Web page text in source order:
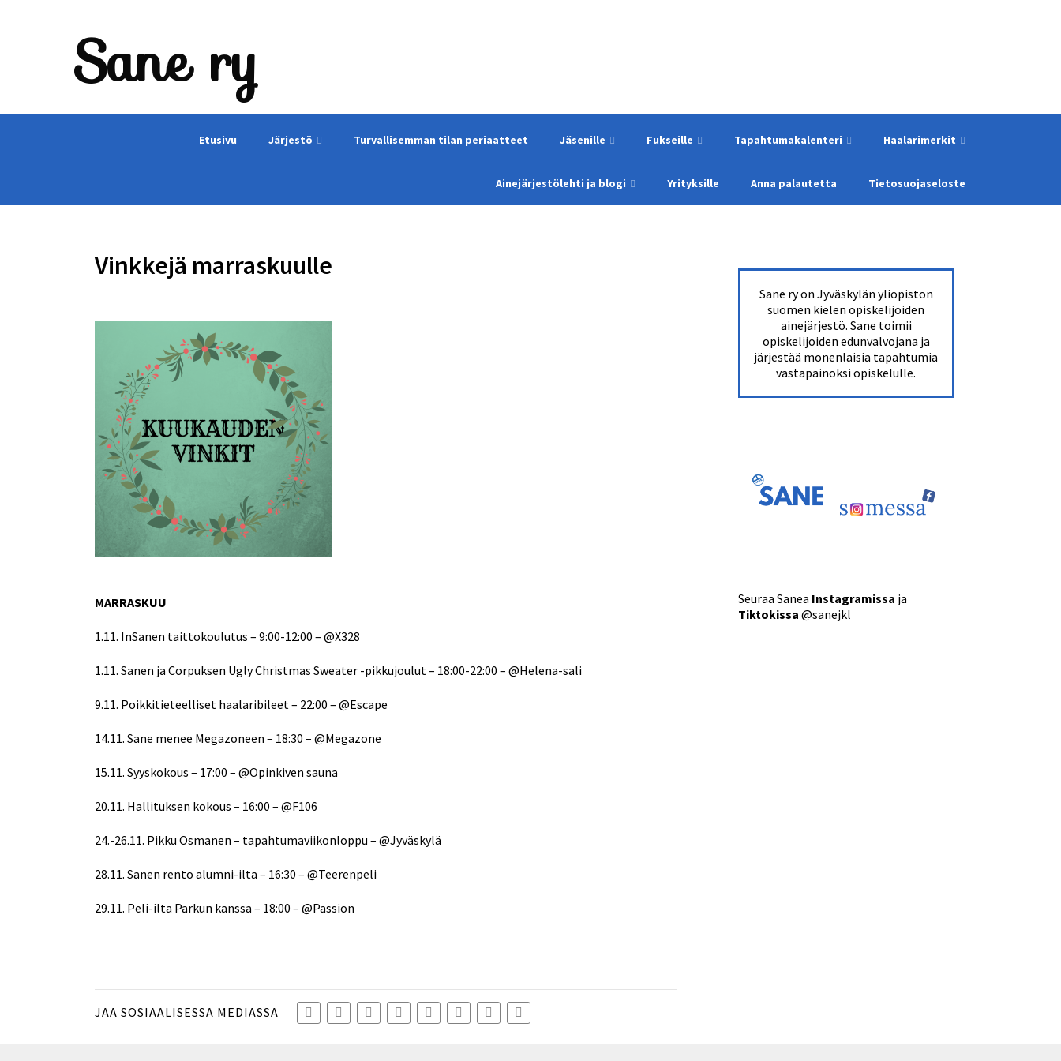
Sane ry
Etusivu Järjestö Turvallisemman tilan periaatteet Jäsenille Fukseille Tapahtumakalenteri Haalarimerkit
Ainejärjestölehti ja blogi Yrityksille Anna palautetta Tietosuojaseloste
Vinkkejä marraskuulle
MARRASKUU
1.11. InSanen taittokoulutus – 9:00-12:00 – @X328
1.11. Sanen ja Corpuksen Ugly Christmas Sweater -pikkujoulut – 18:00-22:00 – @Helena-sali
9.11. Poikkitieteelliset haalaribileet – 22:00 – @Escape
14.11. Sane menee Megazoneen – 18:30 – @Megazone
15.11. Syyskokous – 17:00 – @Opinkiven sauna
20.11. Hallituksen kokous – 16:00 – @F106
24.-26.11. Pikku Osmanen – tapahtumaviikonloppu – @Jyväskylä
28.11. Sanen rento alumni-ilta – 16:30 – @Teerenpeli
29.11. Peli-ilta Parkun kanssa – 18:00 – @Passion
JAA SOSIAALISESSA MEDIASSA
Sane ry on Jyväskylän yliopiston
suomen kielen opiskelijoiden
ainejärjestö. Sane toimii
opiskelijoiden edunvalvojana ja
järjestää monenlaisia tapahtumia
vastapainoksi opiskelulle.
Seuraa Sanea Instagramissa ja
Tiktokissa @sanejkl